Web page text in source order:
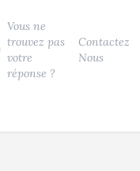
Vous ne
trouvez pas
votre
réponse ?
Contactez
Nous